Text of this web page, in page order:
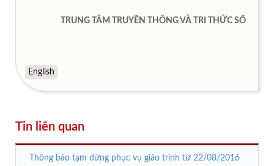
TRUNG TÂM TRUYỀN THÔNG VÀ TRI THỨC SỐ
English
Tin liên quan
Thông báo tạm dừng phục vụ giáo trình từ 22/08/2016